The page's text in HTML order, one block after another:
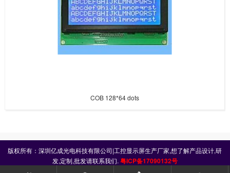
COB 128*64 dots
版权所有：深圳亿成光电科技有限公司|工控显示屏生产厂家,想了解产品设计,研
发,定制,批发请联系我们. 粤ICP备17090132号